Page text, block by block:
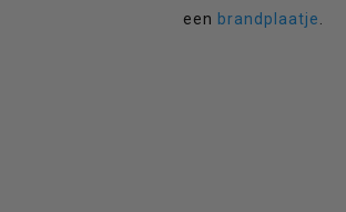
een brandplaatje.